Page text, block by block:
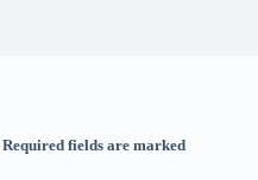
Required fields are marked